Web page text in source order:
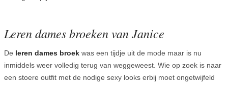
Leren dames broeken van Janice
De leren dames broek was een tijdje uit de mode maar is nu
inmiddels weer volledig terug van weggeweest. Wie op zoek is naar
een stoere outfit met de nodige sexy looks erbij moet ongetwijfeld